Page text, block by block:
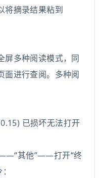
将摘录结果粘到
屏多种阅读模式，同
面进行查阅。多种阅
已损坏无法打开
其他”——打开“终